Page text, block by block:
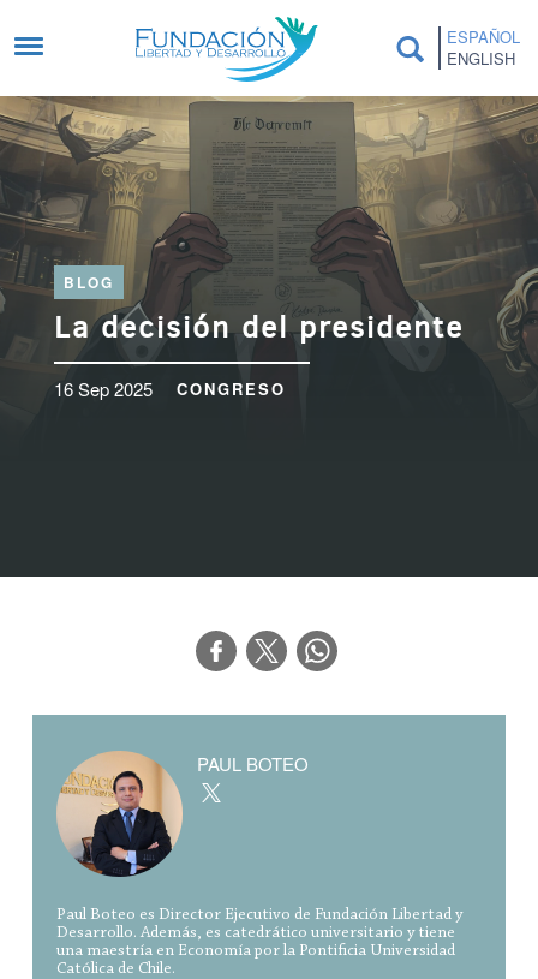
ESPAÑOL
ENGLISH
BLOG
La decisión del presidente
16 Sep 2025 CONGRESO
PAUL BOTEO
Paul Boteo es Director Ejecutivo de Fundación Libertad y
Desarrollo. Además, es catedrático universitario y tiene
una maestría en Economía por la Pontificia Universidad
Católica de Chile.